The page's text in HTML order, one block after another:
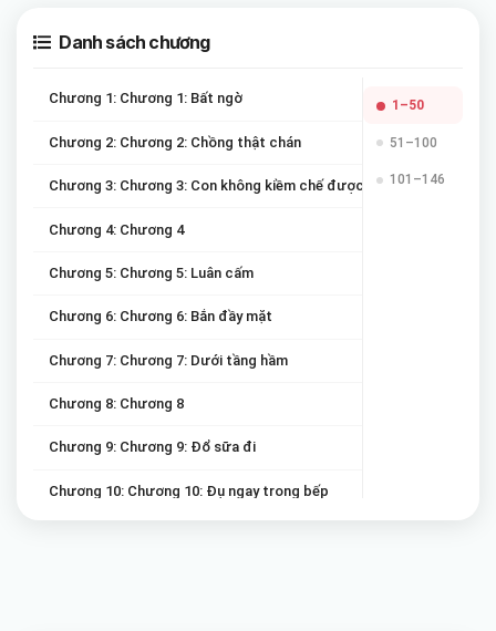
Danh sách chương
Chương 1: Chương 1: Bất ngờ
Chương 2: Chương 2: Chồng thật chán
Chương 3: Chương 3: Con không kiềm chế được sao?
Chương 4: Chương 4
Chương 5: Chương 5: Luân cấm
Chương 6: Chương 6: Bắn đầy mặt
Chương 7: Chương 7: Dưới tầng hầm
Chương 8: Chương 8
Chương 9: Chương 9: Đổ sữa đi
Chương 10: Chương 10: Đụ ngay trong bếp
1–50
51–100
101–146